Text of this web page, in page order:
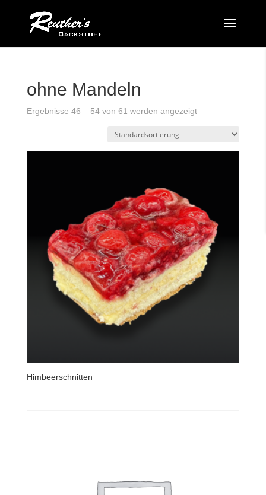
ohne Mandeln
Ergebnisse 46 – 54 von 61 werden angezeigt
Himbeerschnitten